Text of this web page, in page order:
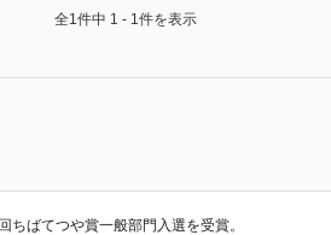
全1件中 1 - 1件を表示
ばてつや賞一般部門入選を受賞。